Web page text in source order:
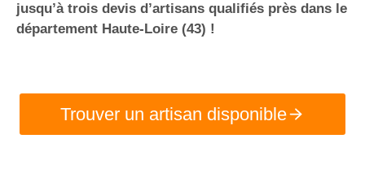
jusqu’à trois devis d’artisans qualifiés près dans le
département Haute-Loire (43) !
Trouver un artisan disponible